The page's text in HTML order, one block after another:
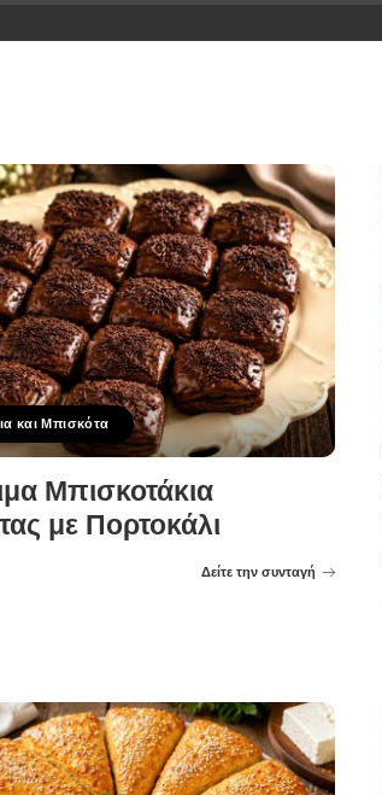
και Μπισκότα
Μπισκοτάκια
με Πορτοκάλι
Δείτε την συνταγή